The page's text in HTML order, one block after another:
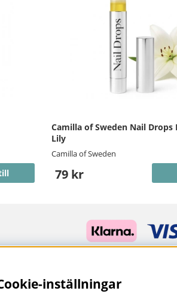
Camilla of Sweden Nail Drops
Lily
Camilla of Sweden
79 kr
inställningar